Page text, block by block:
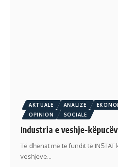
AKTUALE ANALIZE
OPINION
SOCIALE
Industria e veshje-
Të dhënat më të fundit të
veshjeve…